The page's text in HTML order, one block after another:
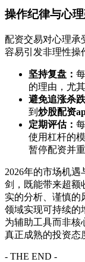
操作纪律与心
配资交易对心理承
容易引发非理性操
坚持复盘：
的理由，尤
避免追涨杀跌
到 炒股配资
定期评估：
使用杠杆的
暂停配资并
2026年的市场机遇
剑，既能带来超额
实的分析、谨慎的
领域实现可持续的
为辅助工具而非核
真正成熟的投资态
- THE END -